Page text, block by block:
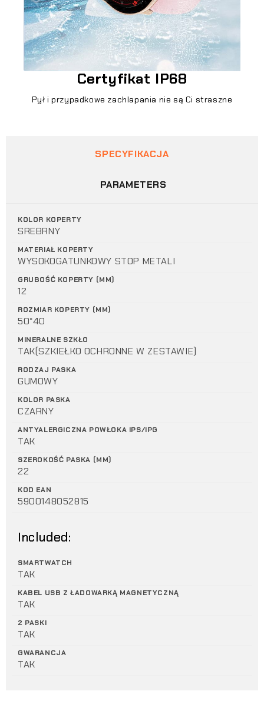
Certyfikat IP68
Pył i przypadkowe zachlapania nie są Ci straszne
SPECYFIKACJA
PARAMETERS
KOLOR KOPERTY
SREBRNY
MATERIAŁ KOPERTY
WYSOKOGATUNKOWY STOP METALI
GRUBOŚĆ KOPERTY (MM)
12
ROZMIAR KOPERTY (MM)
50*40
MINERALNE SZKŁO
TAK(SZKIEŁKO OCHRONNE W ZESTAWIE)
RODZAJ PASKA
GUMOWY
KOLOR PASKA
CZARNY
ANTYALERGICZNA POWŁOKA IPS/IPG
TAK
SZEROKOŚĆ PASKA (MM)
22
KOD EAN
5900148052815
Included:
SMARTWATCH
TAK
KABEL USB Z ŁADOWARKĄ MAGNETYCZNĄ
TAK
2 PASKI
TAK
GWARANCJA
TAK